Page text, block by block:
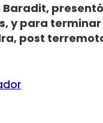
y para
post